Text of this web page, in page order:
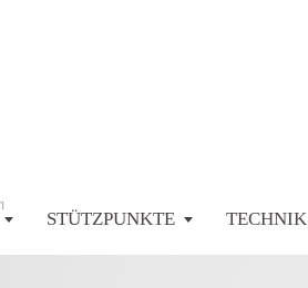
STÜTZPUNKTE TECHNIK